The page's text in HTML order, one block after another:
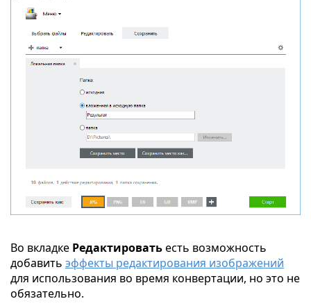
Во вкладке Редактироватьесть возможность
добавить эффекты редактирования изображений
для использования во время конвертации, но это не
обязательно.